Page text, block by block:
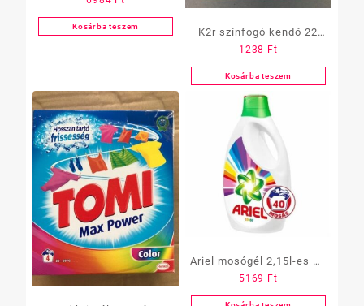
All in One, 60 db-os,
color
Kosárba teszem
K2r színfogó kendő 22
db-os
1238 Ft
Kosárba teszem
Ariel mosógél 2,15l-es 40
mosás szines
5169 Ft